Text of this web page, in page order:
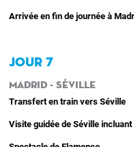
Arrivée en fin de journée à
JOUR 7
Madrid - Séville
Transfert en train vers Séville
Visite guidée de Séville